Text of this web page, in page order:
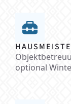
optional